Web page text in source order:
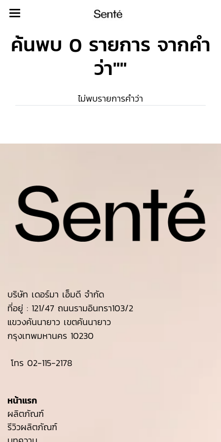
ค้นพบ 0 รายการ จากคำ
ว่า""
ไม่พบรายการคำว่า
บริษัท เดอร์มา เอ็มดี จำกัด
ที่อยู่ : 121/47 ถนนรามอินทรา103/2
แขวงคันนายาว เขตคันนายาว
กรุงเทพมหานคร 10230
โทร 02-115-2178
หน้าแรก
ผลิตภัณฑ์
รีวิวผลิตภัณฑ์